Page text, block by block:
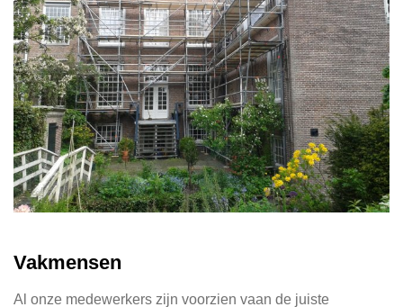
Vakmensen
Al onze medewerkers zijn voorzien vaan de juiste